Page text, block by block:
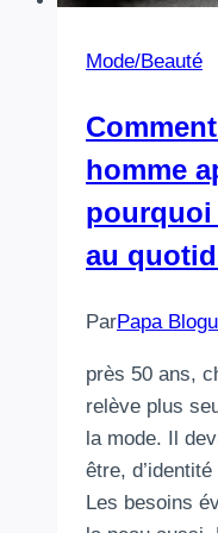
Mode/Beauté
homme
pourquoi
au
ParPapa
près 50 ans,
relève plus
la mode. Il
être,
Les besoins